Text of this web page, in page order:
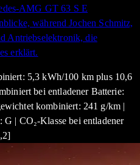
AMG GT 63 S E
während Jochen Schmitz,
Antriebselektronik, die
erklärt.
5,3 kWh/100 km plus 10,6
bei entladener Batterie:
kombiniert: 241 g/km |
| CO₂-Klasse bei entladener